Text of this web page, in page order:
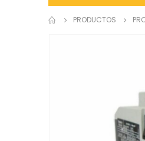
PRODUCTOS